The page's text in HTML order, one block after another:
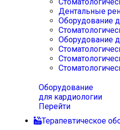
Дентальные
Оборудование
Оборудование
Оборудование
для кардиологии
Перейти
Терапевтическое